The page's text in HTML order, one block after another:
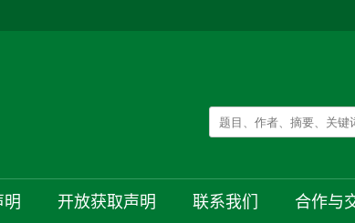
明 开放获取声明 联系我们 合作与